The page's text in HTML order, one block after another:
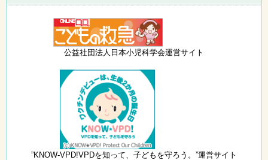
公益社団法人日本小児科学会運営サイト
”KNOW-VPD!VPDを知って、子どもを守ろう。”運営サイト